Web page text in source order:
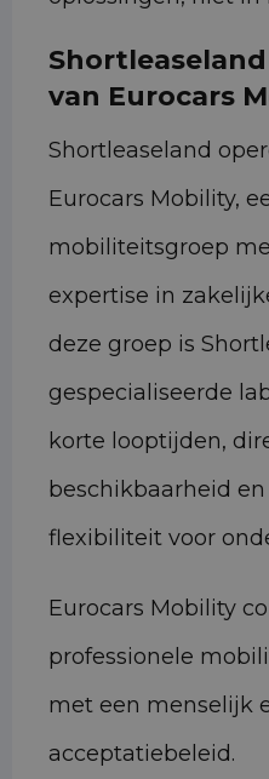
van Eurocars
Shortleaseland
Eurocars Mobility,
mobiliteitsgroep
expertise in
deze groep is
gespecialiseerde
korte looptijden,
beschikbaarheid
flexibiliteit voor
Eurocars Mobility
professionele
met een menselijk
acceptatiebeleid.